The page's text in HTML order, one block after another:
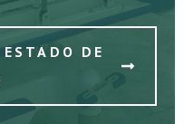
DE